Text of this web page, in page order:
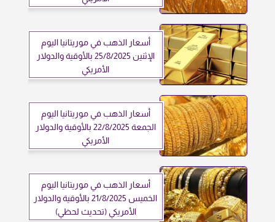
أسعار الذهب في موريتانيا اليوم
الإثنين 25/8/2025 بالأوقية والدولار
الأمريكي
أسعار الذهب في موريتانيا اليوم
الجمعة 22/8/2025 بالأوقية والدولار
الأمريكي
أسعار الذهب في موريتانيا اليوم
الخميس 21/8/2025 بالأوقية والدولار
الأمريكي (تحديث لحظي)